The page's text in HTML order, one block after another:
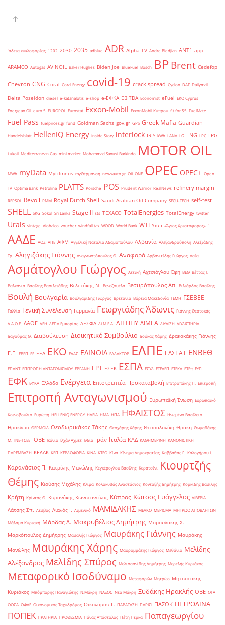
'άδεια κυκλοφορίας 1202 2030 2035 adblue ADR Alpha TV Andre Bledjian ANT1 app
ARAMCO Autogas AVINOIL Baker Hughes Biden Joe BlueFuel Bosch BPBrent Cedefop
Chevron CNG Coral Coral Energy covid-19 crack spread Cyclon DAF Dailymail
Delta Poseidon diesel e-katanalotis e-shop e-ΕΦΚΑ EBITDA Economist eFuel EKO Cyprus
Energean Oil euro 5 EUROPOL Eurostat Exxon-Mobil ExxonMobil Κύπρου fit for 55 FuelMate
Fuel Pass fuelprices.gr fund Goldman Sachs gov.gr GPS Greek Mafia Guardian
Handelsblatt HelleniQ Energy Inside Story interlock IRIS kWh LANA LG LNG LPC LPG
Lukoil Mediterranean Gas mini market Mohammad Sanusi Barkindo MOTOR OIL
MWh myData Mytilineos myΘέρμανση newsauto.gr OIL ONE OPEC OPEC+ Open
TV Optima Bank Petrolina PLATTS Porsche POS Prudent Warrior RealNews refinery margin
REPSOL Revoil RMM Royal Dutch Shell Saudi Arabian Oil Company SECU-TECH self-test
SHELL SKG Sokol Sri Lanka Stage II sts TEXACO TotalEnergies TotalEnergy twitter
Urals vintage Viohalco voucher windfall tax WOOD World Bank WTI Yiufi «Άγιος Χριστόφορος» ΄1
ΑΑΔΕ ΑΟΖ ΑΠΕ ΑΦΜ Αγγελική Ναταλία Αδαμοπούλου Αλβανία Αλεξανδρούπολη Αλεξιάδης
Τρ. Αληγιζάκης Γιάννης Αναγνωστόπουλος Θ. Αναφορά Αρβανιτίδης Γιώργος Ασία
Ασμάτογλου Γιώργος Αττική Αχτσιόγλου Έφη ΒΕΘ Βέττας Ι.
Βαλκάνια Βασίλης Βασιλειάδης Βελετάκης Ν. Βενεζουέλα Βεσυρόπουλος Απ. Βιλιάρδος Βασίλης
Βουλή Βουλγαρία Βουλγαρίδης Γιώργος Βρετανία Βόρεια Μακεδονία ΓΕΜΗ ΓΣΕΒΕΕ
Γαλλία Γενική Συνέλευση Γερμανία Γεωργιάδης Άδωνις Γιάννης Θεοτοκάς
Δ.Α.Ο.Ε. ΔΑΟΕ ΔΕΗ ΔΕΠΑ Εμπορίας ΔΕΣΦΑ ΔΙ.Μ.Ε.Α. ΔΙΕΠΠΥ ΔΙΜΕΑ ΔΙΥΛΙΣΗ ΔΙΥΛΙΣΤΗΡΙΑ
Δαγούμας Θ. Διαβούλευση Διοικητικό Συμβούλιο Δούκας Χάρης Δρακακάκης Γιάννης
Ε.Ε. ΕΒΕΠ ΕΕ ΕΕΑ ΕΚΟ ΕΛΑΣ ΕΛΙΝΟΙΛ ΕΛΛΑΚΤΩΡ ΕΛΠΕ ΕΛΣΤΑΤ ΕΝΒΕΘ
ΕΠΑΝΤ ΕΠΙΤΡΟΠΗ ΑΝΤΑΓΩΝΙΣΜΟΥ ΕΡΓΑΝΗ ΕΡΤ ΕΣΕΚ ΕΣΠΑ ΕΣΥΔ ΕΤΕΑΕΠ ΕΤΕΚΑ ΕΤΕπ ΕΥΠ
ΕΦΚ ΕΦΚΑ Ελλάδα Ενέργεια Επιστρεπτέα Προκαταβολή Επιτροπάκης Π. Επιτροπή
Επιτροπή Ανταγωνισμού Ευρωπαϊκή Ένωση Ευρωπαϊκό
Κοινοβούλιο Ευρώπη ΗELLENiQ ENERGY ΗΛΕΙΑ ΗΜΑ ΗΠΑ ΗΦΑΙΣΤΟΣ Ηνωμένο Βασίλειο
Ηράκλειο ΘΕΡΜΟΙΛ Θεοδωρικάκος Τάκης Θεοχάρης Χάρης Θεσσαλονίκη Θράκη Θωμαδάκης
Μ. ΙΝΕ-ΓΣΕΕ ΙΟΒΕ Ικόνιο Ιλχάν Αχμέτ Ινδία Ιράν Ιταλία ΚΑΔ ΚΑΘΗΜΕΡΙΝΗ ΚΑΝΟΝΙΣΤΙΚΗ
ΠΑΡΕΜΒΑΣΗ ΚΕΔΑΚ ΚΕΠ ΚΕΡΔΟΦΟΡΙΑ ΚΙΝΑ ΚΤΕΟ Κίνα Κίνημα Δημοκρατίας Καββαθάς Γ. Καλογήρου Ι.
Καρανάσιος Π. Κατρίνης Μανώλης Κεγκέρογλου Βασίλης Κερατσίνι
Κιουρτζής
Θέμης Κιούσης Μιχάλης Κλίμα Κολοκυθάς Αναστάσιος Κονταξής Δημήτρης Κορκίδης Βασίλης
Κρήτη Κρίντας Θ. Κυρανάκης Κωνσταντίνος Κύπρος Κώτσος Ευάγγελος ΛΙΒΕΡΙΑ
Λάτσης Σπ. Λέσβος Λιανός Ι. Λιμενικό ΜΑΜΙΔΑΚΗΣ ΜΕΛΚΟ ΜΕΡΙΣΜΑ ΜΗΤΡΩΟ ΑΠΟΒΛΗΤΩΝ
Μάλαμα Κυριακή Μάρδας Δ. Μακρυβέλιος Δημήτρης Μαμουλάκης Χ.
Μαρκόπουλος Δημήτρης Μασαλής Γιώργος Μαυράκης Γιάννης Μαυράκης
Μανώλης Μαυράκης Χάρης Μαυρομμάτης Γιώργος Μεθάνιο Μελίδης
Αλέξανδρος Μελίδης Σπύρος Μελισσανίδης Δημήτρης Μερελής Κυριάκος
Μεταφορικό Ισοδύναμο Μεταφορών Μητρώο Μητσοτάκης
Κυριάκος Μπόμπορης Παναγιώτης Ν.Μάκρη ΝΑΞΟΣ Νέα Μάκρη Ξυδάκης Ηρακλής ΟΒΕ ΟΓΑ
ΟΟΣΑ ΟΦΑΕ Οικονομικός Ταχυδρόμος Οικονόμου Γ. ΠΑΡΑΤΑΣΗ ΠΑΡΙΣΙ ΠΑΣΟΚ ΠΕΤΡΟΛΙΝΑ
ΠΟΠΕΚ ΠΡΑΤΗΡΙΑ ΠΡΟΘΕΣΜΙΑ Πάνας Απόστολος Πέτη Πέρκα Παπαγεωργίου